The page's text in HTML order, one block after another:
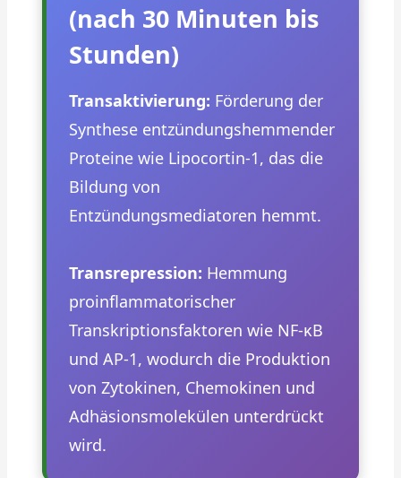
(nach 30 Minuten bis
Stunden)
Transaktivierung: Förderung der
Synthese entzündungshemmender
Proteine wie Lipocortin-1, das die
Bildung von
Entzündungsmediatoren hemmt.
Transrepression: Hemmung
proinflammatorischer
Transkriptionsfaktoren wie NF-κB
und AP-1, wodurch die Produktion
von Zytokinen, Chemokinen und
Adhäsionsmolekülen unterdrückt
wird.